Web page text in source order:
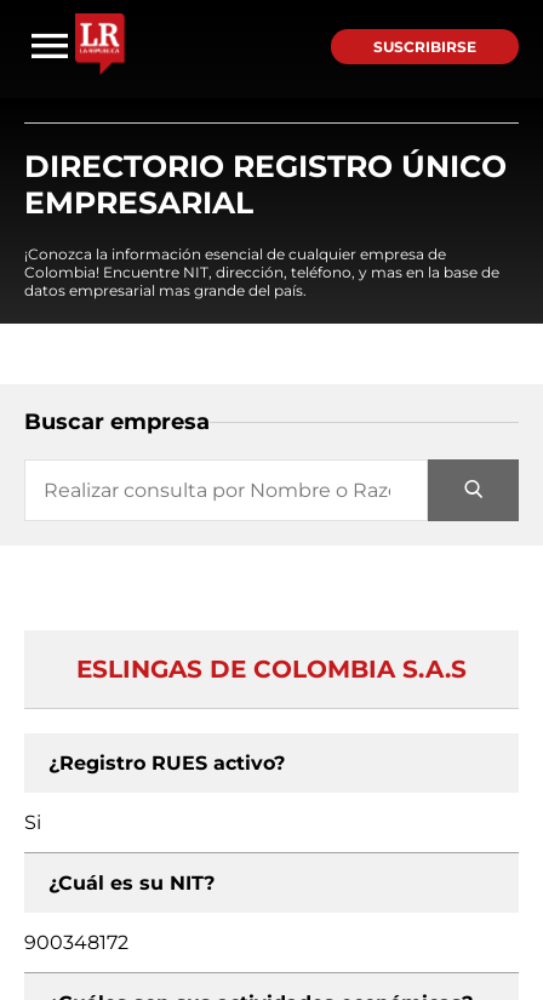
SUSCRIBIRSE
DIRECTORIO REGISTRO ÚNICO
EMPRESARIAL
¡Conozca la información esencial de cualquier empresa de
Colombia! Encuentre NIT, dirección, teléfono, y mas en la base de
datos empresarial mas grande del país.
Buscar empresa
ESLINGAS DE COLOMBIA S.A.S
¿Registro RUES activo?
Si
¿Cuál es su NIT?
900348172